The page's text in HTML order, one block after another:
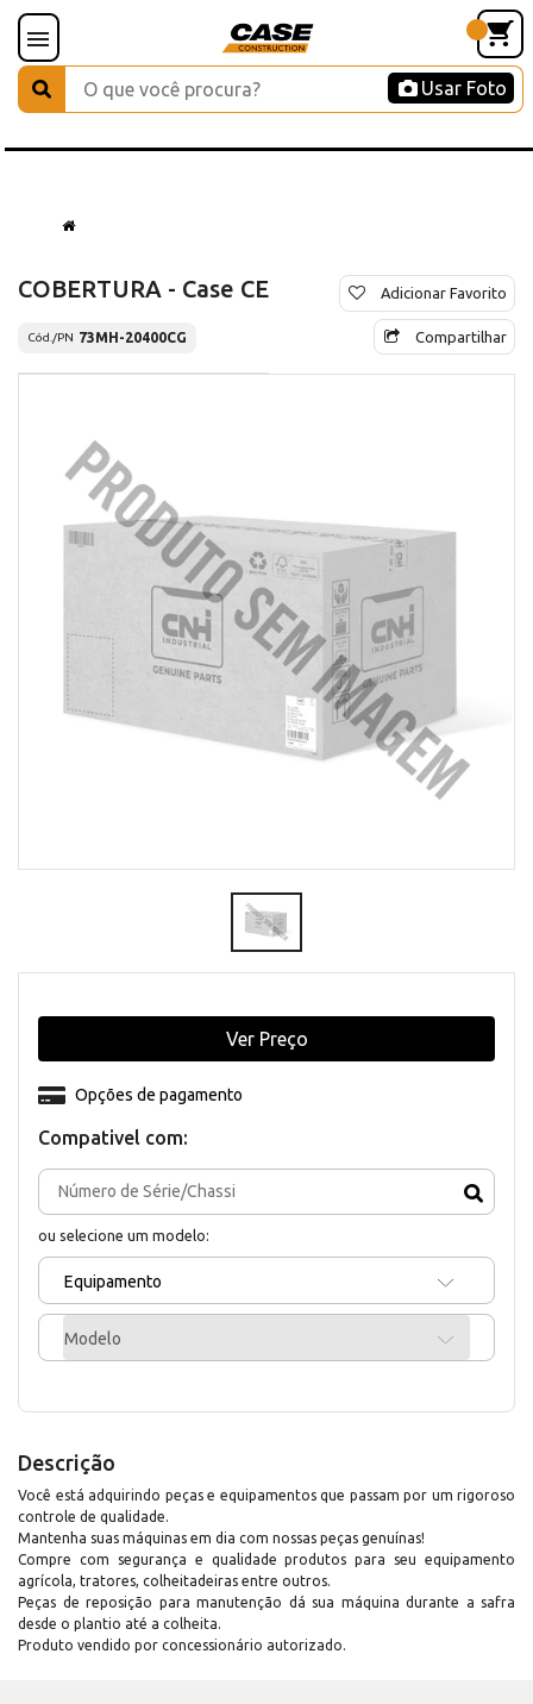
Usar Foto
COBERTURA - Case CE
Cód./PN 73MH-20400CG
Adicionar Favorito
Compartilhar
Compativel com:
ou selecione um modelo:
Equipamento
Modelo
Opções de pagamento
Ver Preço
Descrição
Você está adquirindo peças e equipamentos que passam por um rigoroso
controle de qualidade.
Mantenha suas máquinas em dia com nossas peças genuínas!
Compre com segurança e qualidade produtos para seu equipamento
agrícola, tratores, colheitadeiras entre outros.
Peças de reposição para manutenção dá sua máquina durante a safra
desde o plantio até a colheita.
Produto vendido por concessionário autorizado.